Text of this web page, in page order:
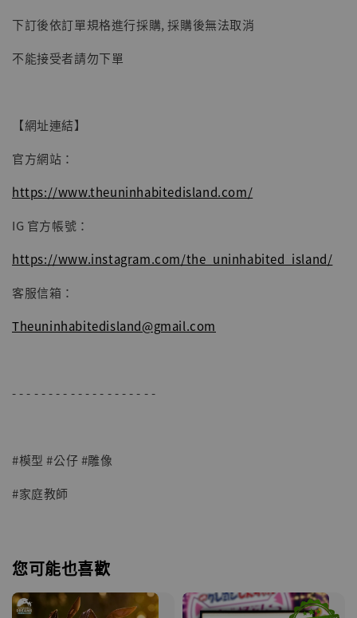
加入購物車
下訂後依訂單規格進行採購, 採購後無法取消
不能接受者請勿下單
【網址連結】
官方網站：
https://www.theuninhabitedisland.com/
IG 官方帳號：
https://www.instagram.com/the_uninhabited_island/
客服信箱：
Theuninhabitedisland@gmail.com
- - - - - - - - - - - - - - - - - - - -
#模型 #公仔 #雕像
#家庭教師
您可能也喜歡